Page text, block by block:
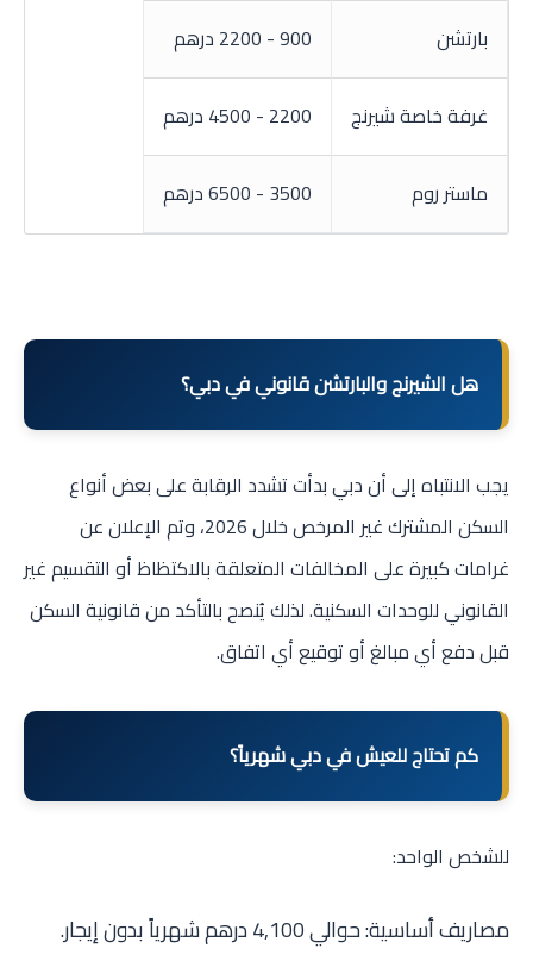
بارتشن 900 - 2200 درهم
غرفة خاصة شيرنج 2200 - 4500 درهم
ماستر روم 3500 - 6500 درهم
هل الشيرنج والبارتشن قانوني في دبي؟
يجب الانتباه إلى أن دبي بدأت تشدد الرقابة على بعض أنواع
السكن المشترك غير المرخص خلال 2026، وتم الإعلان عن
غرامات كبيرة على المخالفات المتعلقة بالاكتظاظ أو التقسيم غير
القانوني للوحدات السكنية. لذلك يُنصح بالتأكد من قانونية السكن
قبل دفع أي مبالغ أو توقيع أي اتفاق.
كم تحتاج للعيش في دبي شهرياً؟
للشخص الواحد:
مصاريف أساسية: حوالي 4,100 درهم شهرياً بدون إيجار.